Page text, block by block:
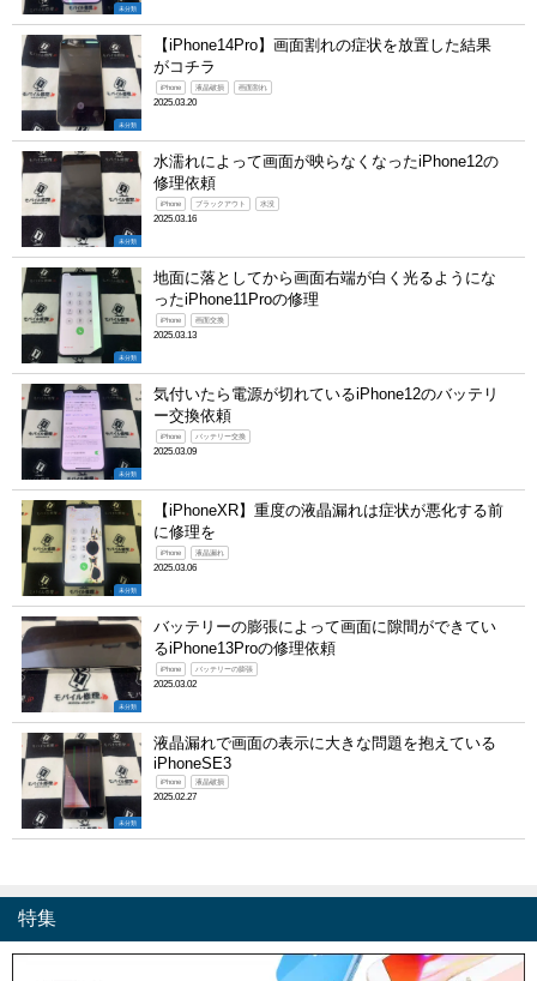
未分類
未分類
【iPhone14Pro】画面割れの症状を放置した結果
がコチラ
iPhone 液晶破損 画面割れ
2025.03.20
未分類
水濡れによって画面が映らなくなったiPhone12の
修理依頼
iPhone ブラックアウト 水没
2025.03.16
未分類
地面に落としてから画面右端が白く光るようにな
ったiPhone11Proの修理
iPhone 画面交換
2025.03.13
未分類
気付いたら電源が切れているiPhone12のバッテリ
ー交換依頼
iPhone バッテリー交換
2025.03.09
未分類
【iPhoneXR】重度の液晶漏れは症状が悪化する前
に修理を
iPhone 液晶漏れ
2025.03.06
未分類
バッテリーの膨張によって画面に隙間ができてい
るiPhone13Proの修理依頼
iPhone バッテリーの膨張
2025.03.02
未分類
液晶漏れで画面の表示に大きな問題を抱えている
iPhoneSE3
iPhone 液晶破損
2025.02.27
特集